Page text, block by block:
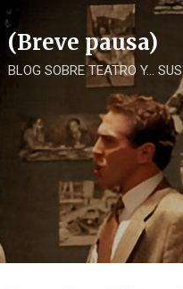
(Breve pausa)
BLOG SOBRE TEATRO Y...